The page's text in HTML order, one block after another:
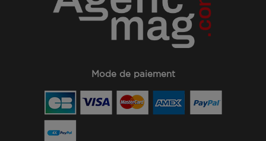
Mode de paiement